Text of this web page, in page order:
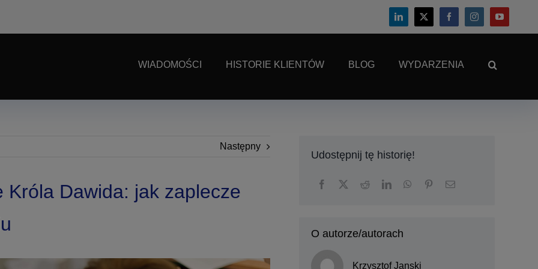
WIADOMOŚCI HISTORIE KLIENTÓW BLOG WYDARZENIA
Następny
Dawida: jak zaplecze
Udostępnij tę historię!
O autorze/autorach
Krzysztof Janski